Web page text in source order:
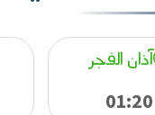
آذان الفجر
01:20